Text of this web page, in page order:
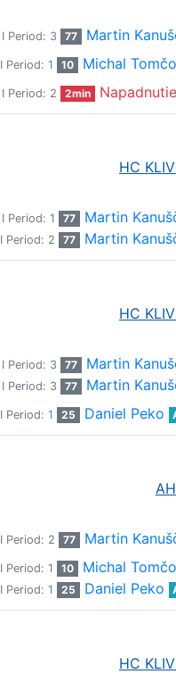
I Period: 3 77 Martin
I Period: 1 10 Michal Tomčo
I Period: 2 2min Napadnutie
HC
I Period: 1 77 Martin
I Period: 2 77 Martin
HC
I Period: 3 77 Martin
I Period: 3 77 Martin
I Period: 1 25 Daniel Peko
I Period: 2 77 Martin
I Period: 1 10 Michal Tomčo
I Period: 1 25 Daniel Peko
HC